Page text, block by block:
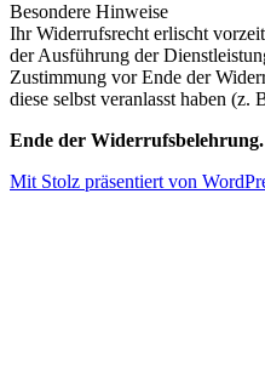
Besondere Hinweise
Ihr Widerrufsrecht erlischt
der Ausführung der
Zustimmung vor Ende der
diese selbst veranlasst haben
Ende der Widerrufsbelehrung.
Mit Stolz präsentiert von